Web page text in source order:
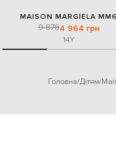
MAISON MARGIELA MM6
9 8764 964 грн
14Y
Головна Дітям